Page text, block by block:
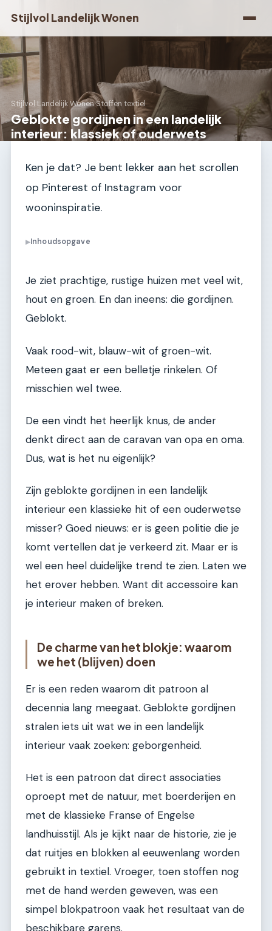
Stijlvol Landelijk Wonen
Stijlvol Landelijk Wonen›Stoffen textiel
Geblokte gordijnen in een landelijk
interieur: klassiek of ouderwets
Ken je dat? Je bent lekker aan het scrollen
op Pinterest of Instagram voor
wooninspiratie.
▶Inhoudsopgave
Je ziet prachtige, rustige huizen met veel wit,
hout en groen. En dan ineens: die gordijnen.
Geblokt.
Vaak rood-wit, blauw-wit of groen-wit.
Meteen gaat er een belletje rinkelen. Of
misschien wel twee.
De een vindt het heerlijk knus, de ander
denkt direct aan de caravan van opa en oma.
Dus, wat is het nu eigenlijk?
Zijn geblokte gordijnen in een landelijk
interieur een klassieke hit of een ouderwetse
misser? Goed nieuws: er is geen politie die je
komt vertellen dat je verkeerd zit. Maar er is
wel een heel duidelijke trend te zien. Laten we
het erover hebben. Want dit accessoire kan
je interieur maken of breken.
De charme van het blokje: waarom
we het (blijven) doen
Er is een reden waarom dit patroon al
decennia lang meegaat. Geblokte gordijnen
stralen iets uit wat we in een landelijk
interieur vaak zoeken: geborgenheid.
Het is een patroon dat direct associaties
oproept met de natuur, met boerderijen en
met de klassieke Franse of Engelse
landhuisstijl. Als je kijkt naar de historie, zie je
dat ruitjes en blokken al eeuwenlang worden
gebruikt in textiel. Vroeger, toen stoffen nog
met de hand werden geweven, was een
simpel blokpatroon vaak het resultaat van de
beschikbare garens.